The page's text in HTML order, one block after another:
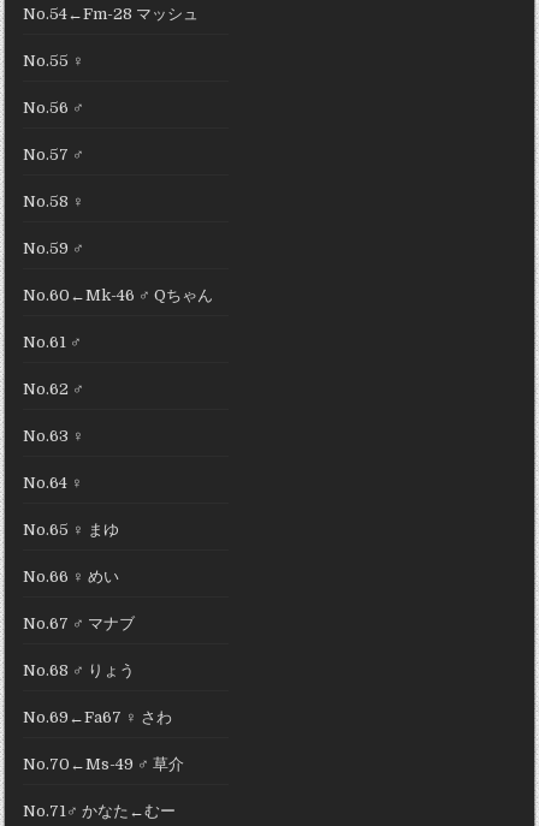
No.54←Fm-28 マッシュ
No.55 ♀
No.56 ♂
No.57 ♂
No.58 ♀
No.59 ♂
No.60←Mk-46 ♂ Qちゃん
No.61 ♂
No.62 ♂
No.63 ♀
No.64 ♀
No.65 ♀ まゆ
No.66 ♀ めい
No.67 ♂ マナブ
No.68 ♂ りょう
No.69←Fa67 ♀ さわ
No.70←Ms-49 ♂ 草介
No.71♂ かなた←むー